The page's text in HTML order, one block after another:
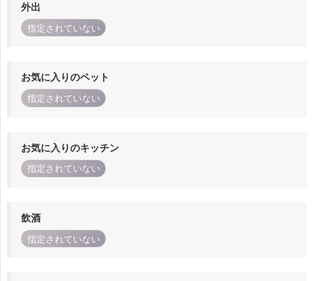
外出
指定されていない
お気に入りのペット
指定されていない
お気に入りのキッチン
指定されていない
飲酒
指定されていない